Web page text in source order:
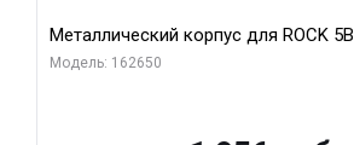
Металлический корпус для ROCK 5B
Модель: 162650